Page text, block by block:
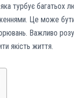
турбує багатьох
Це може
Важливо
якість життя.